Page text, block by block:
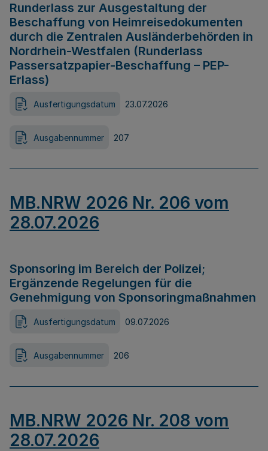
Runderlass zur Ausgestaltung der
Beschaffung von Heimreisedokumenten
durch die Zentralen Ausländerbehörden in
Nordrhein-Westfalen (Runderlass
Passersatzpapier-Beschaffung – PEP-
Erlass)
Ausfertigungsdatum 23.07.2026
Ausgabennummer 207
MB.NRW 2026 Nr. 206 vom
28.07.2026
Sponsoring im Bereich der Polizei;
Ergänzende Regelungen für die
Genehmigung von Sponsoringmaßnahmen
Ausfertigungsdatum 09.07.2026
Ausgabennummer 206
MB.NRW 2026 Nr. 208 vom
28.07.2026